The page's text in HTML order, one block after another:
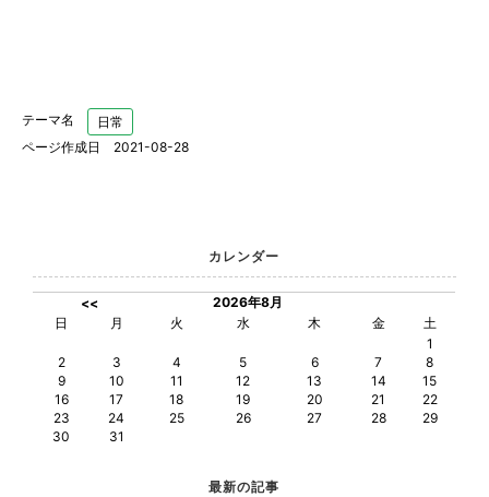
テーマ名
日常
ページ作成日 2021-08-28
カレンダー
<<
2026年8月
日
月 火 水 木 金
土
1
2
3 4 5 6 7
8
9
10 11 12 13 14
15
16
17 18 19 20 21
22
23
24 25 26 27 28
29
30
31
最新の記事